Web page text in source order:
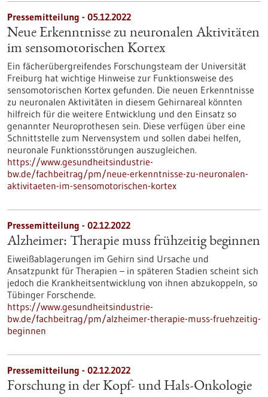
Pressemitteilung - 05.12.2022
Neue Erkenntnisse zu neuronalen Aktivitäten
im sensomotorischen Kortex
Ein fächerübergreifendes Forschungsteam der Universität
Freiburg hat wichtige Hinweise zur Funktionsweise des
sensomotorischen Kortex gefunden. Die neuen Erkenntnisse
zu neuronalen Aktivitäten in diesem Gehirnareal könnten
hilfreich für die weitere Entwicklung und den Einsatz so
genannter Neuroprothesen sein. Diese verfügen über eine
Schnittstelle zum Nervensystem und sollen dabei helfen,
neuronale Funktionsstörungen auszugleichen.
https://www.gesundheitsindustrie-
bw.de/fachbeitrag/pm/neue-erkenntnisse-zu-neuronalen-
aktivitaeten-im-sensomotorischen-kortex
Pressemitteilung - 02.12.2022
Alzheimer: Therapie muss frühzeitig beginnen
Eiweißablagerungen im Gehirn sind Ursache und
Ansatzpunkt für Therapien – in späteren Stadien scheint sich
jedoch die Krankheitsentwicklung von ihnen abzukoppeln, so
Tübinger Forschende.
https://www.gesundheitsindustrie-
bw.de/fachbeitrag/pm/alzheimer-therapie-muss-fruehzeitig-
beginnen
Pressemitteilung - 02.12.2022
Forschung in der Kopf- und Hals-​Onkologie